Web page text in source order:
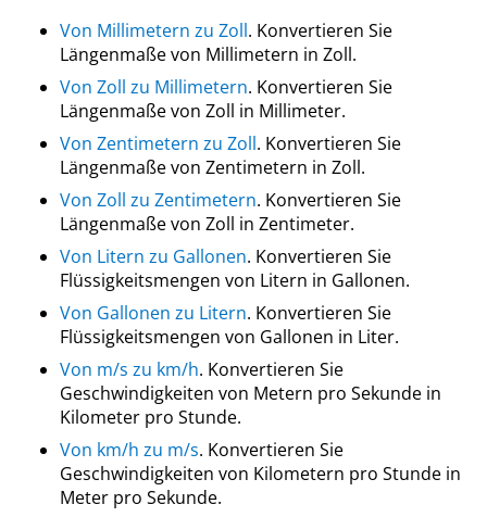
Von Millimetern zu Zoll. Konvertieren Sie
Längenmaße von Millimetern in Zoll.
Von Zoll zu Millimetern. Konvertieren Sie
Längenmaße von Zoll in Millimeter.
Von Zentimetern zu Zoll. Konvertieren Sie
Längenmaße von Zentimetern in Zoll.
Von Zoll zu Zentimetern. Konvertieren Sie
Längenmaße von Zoll in Zentimeter.
Von Litern zu Gallonen. Konvertieren Sie
Flüssigkeitsmengen von Litern in Gallonen.
Von Gallonen zu Litern. Konvertieren Sie
Flüssigkeitsmengen von Gallonen in Liter.
Von m/s zu km/h. Konvertieren Sie
Geschwindigkeiten von Metern pro Sekunde in
Kilometer pro Stunde.
Von km/h zu m/s. Konvertieren Sie
Geschwindigkeiten von Kilometern pro Stunde in
Meter pro Sekunde.